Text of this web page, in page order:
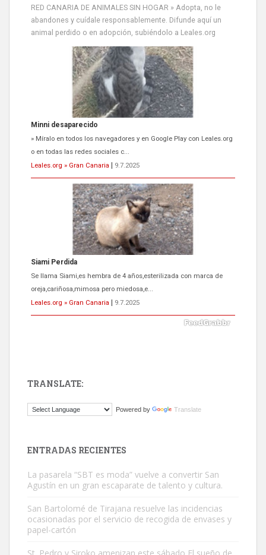
RED CANARIA DE ANIMALES SIN HOGAR » Adopta, no le
abandones y cuídale responsablemente. Difunde aquí un
animal perdido o en adopción, subiéndolo a Leales.org
Minni desaparecido
» Míralo en todos los navegadores y en Google Play con Leales.org
o en todas las redes sociales c...
Leales.org » Gran Canaria
9.7.2025
Siami Perdida
Se llama Siami,es hembra de 4 años,esterilizada con marca de
oreja,cariñosa,mimosa pero miedosa,e...
Leales.org » Gran Canaria
9.7.2025
El ayuntamiento se va a llevar a Los Gatos callejeros de la zona los
Gato manso encontrado
Este gato macho ha aparecido en la calle hace menos de un mes,
TRANSLATE:
Powered by Translate
ENTRADAS RECIENTES
La pasarela “SBT es moda” vuelve a convertir San
Agustín en un gran escaparate de talento y cultura.
San Bartolomé de Tirajana resuelve las incidencias
ocasionadas por el servicio de recogida de envases y
papel-cartón